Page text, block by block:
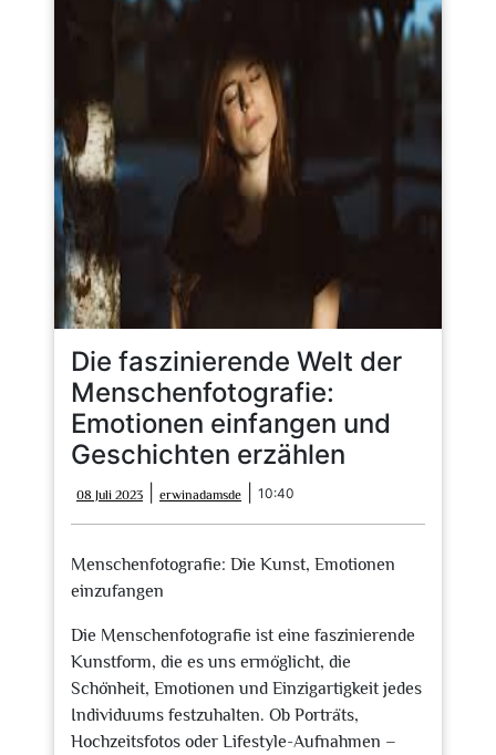
Die faszinierende Welt der
Menschenfotografie:
Emotionen einfangen und
Geschichten erzählen
08 Juli 2023
Juli
2023
erwinadamsde erwinadamsde
10:40
Menschenfotografie: Die Kunst, Emotionen
einzufangen
Die Menschenfotografie ist eine faszinierende
Kunstform, die es uns ermöglicht, die
Schönheit, Emotionen und Einzigartigkeit jedes
Individuums festzuhalten. Ob Porträts,
Hochzeitsfotos oder Lifestyle-Aufnahmen –